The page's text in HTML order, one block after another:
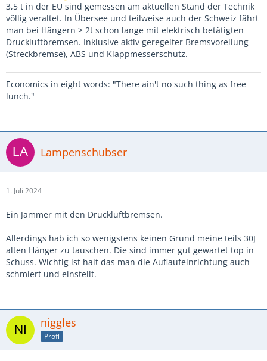
3,5 t in der EU sind gemessen am aktuellen Stand der Technik
völlig veraltet. In Übersee und teilweise auch der Schweiz fährt
man bei Hängern > 2t schon lange mit elektrisch betätigten
Druckluftbremsen. Inklusive aktiv geregelter Bremsvoreilung
(Streckbremse), ABS und Klappmesserschutz.
Economics in eight words: "There ain't no such thing as free
lunch."
Lampenschubser
1. Juli 2024
Ein Jammer mit den Druckluftbremsen.
Allerdings hab ich so wenigstens keinen Grund meine teils 30J
alten Hänger zu tauschen. Die sind immer gut gewartet top in
Schuss. Wichtig ist halt das man die Auflaufeinrichtung auch
schmiert und einstellt.
niggles
Profi